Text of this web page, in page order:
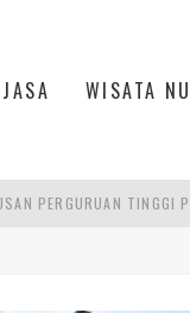
WISATA
PALEMBANG